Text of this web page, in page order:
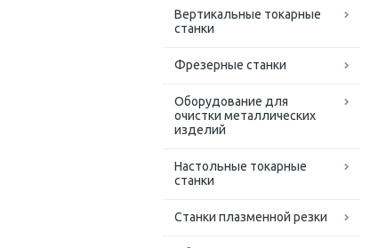
Вертикальные токарные
станки
Фрезерные станки
Оборудование для
очистки металлических
изделий
Настольные токарные
станки
Станки плазменной резки